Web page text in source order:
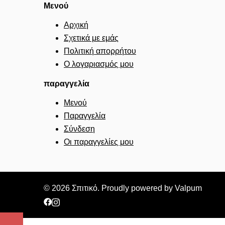
Μενού
Αρχική
Σχετικά με εμάς
Πολιτική απορρήτου
Ο λογαριασμός μου
παραγγελία
Μενού
Παραγγελία
Σύνδεση
Οι παραγγελίες μου
© 2026 Σπιτικό. Proudly powered by Valpum
https://www.facebook.com/spitikogrevena/?
https://www.instagram.com/spitiko_grevena/?